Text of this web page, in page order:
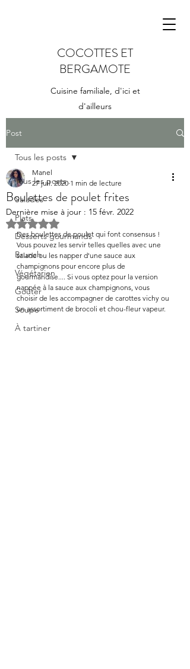
COCOTTES ET
BERGAMOTE
Cuisine familiale, d'ici et
d'ailleurs
Post
Tous les posts
Salades
Plats
Desserts gourmands
Brunch
Végétarien
Goûter
Soupe
À tartiner
Tous les posts
Boulettes de poulet frites
Manel
27 juil. 2020 1 min de lecture
Dernière mise à jour : 15 févr. 2022
Noté NaN étoiles sur 5.
Des boulettes de poulet qui font consensus !
Vous pouvez les servir telles quelles avec une
salade ou les napper d'une sauce aux
champignons pour encore plus de
gourmandise.... Si vous optez pour la version
nappée à la sauce aux champignons, vous
choisir de les accompagner de carottes vichy ou
un assortiment de brocoli et chou-fleur vapeur.